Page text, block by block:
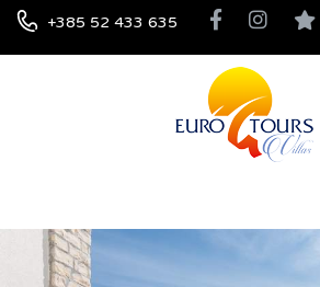
+385 52 433 635